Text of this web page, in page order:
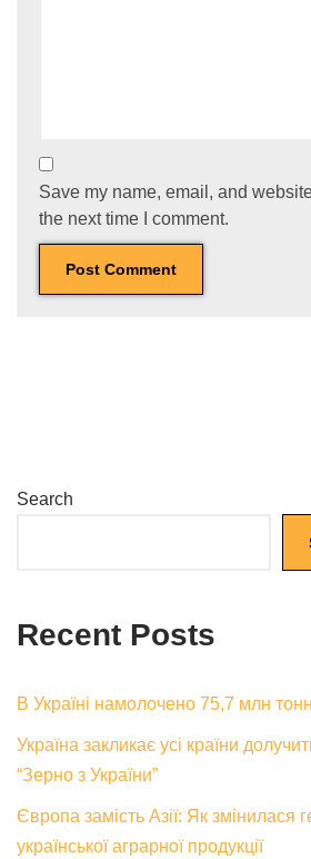
Save my name, email, and
the next time I comment.
Search
Recent Posts
В Україні намолочено 75,7 млн
Україна закликає усі країни
“Зерно з України”
Європа замість Азії: Як змінилася
української аграрної продукції